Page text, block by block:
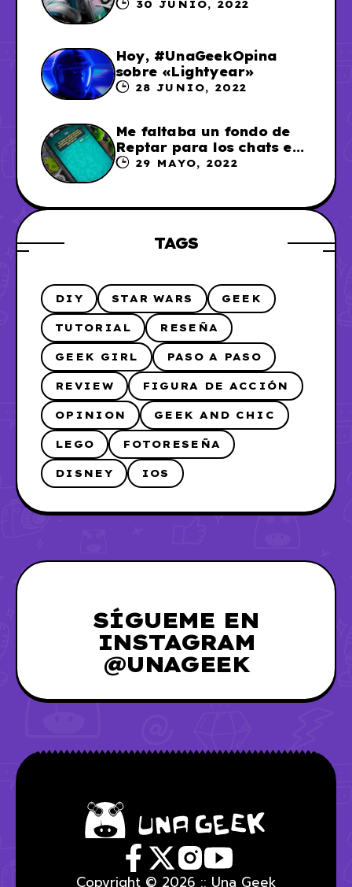
Sailor Moon
30 JUNIO, 2022
Hoy, #UnaGeekOpina
sobre «Lightyear»
28 JUNIO, 2022
Me faltaba un fondo de
Reptar para los chats en
WhatsApp, así que me lo
29 MAYO, 2022
TAGS
DIY STAR WARS GEEK
TUTORIAL RESEÑA
GEEK GIRL PASO A PASO
REVIEW FIGURA DE ACCIÓN
OPINION GEEK AND CHIC
LEGO FOTORESEÑA
DISNEY IOS
SÍGUEME EN
INSTAGRAM
@UNAGEEK
Copyright © 2026 :: Una Geek